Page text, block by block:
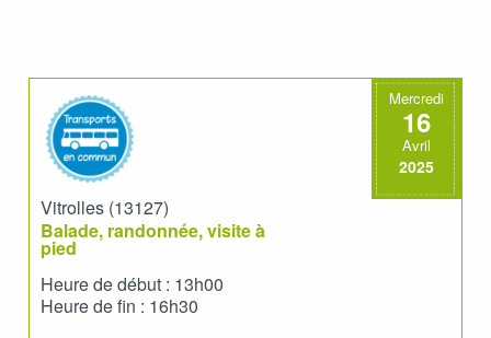
Mercredi
16
Avril
2025
Vitrolles (13127)
Balade, randonnée, visite à
pied
Heure de début : 13h00
Heure de fin : 16h30